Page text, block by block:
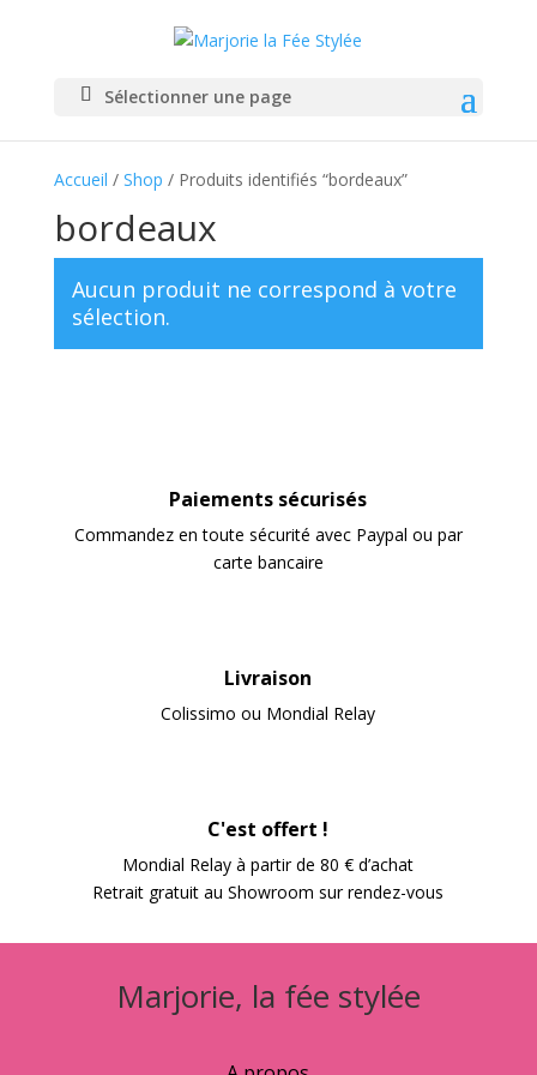
Sélectionner une page
Accueil / Shop / Produits identifiés “bordeaux”
bordeaux
Aucun produit ne correspond à votre
sélection.
Paiements sécurisés
Commandez en toute sécurité avec Paypal ou par
carte bancaire
Livraison
Colissimo ou Mondial Relay
C'est offert !
Mondial Relay à partir de 80 € d’achat
Retrait gratuit au Showroom sur rendez-vous
Marjorie, la fée stylée